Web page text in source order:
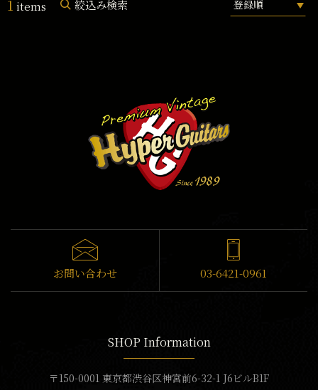
1 items 絞込み検索
お問い合わせ 03-6421-0961
SHOP Information
〒150-0001 東京都渋谷区神宮前6-32-1 J6ビルB1F